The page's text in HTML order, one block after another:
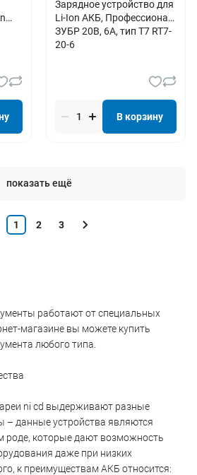
Зарядное устройство для
Li-Ion АКБ, Профессионал
ЗУБР 20В, 6А, тип T7 RT7-
20-6
В корзину
показать ещё
1 2 3
работают от специальных
магазине вы можете купить
любого типа.
ni cd выдерживают разные
данные устройства являются
роде, которые дают возможность
даже при низких
к преимуществам АКБ относится: